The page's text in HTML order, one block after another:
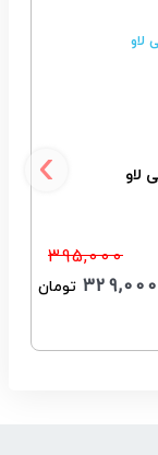
395,000
329,000 تومان
‹